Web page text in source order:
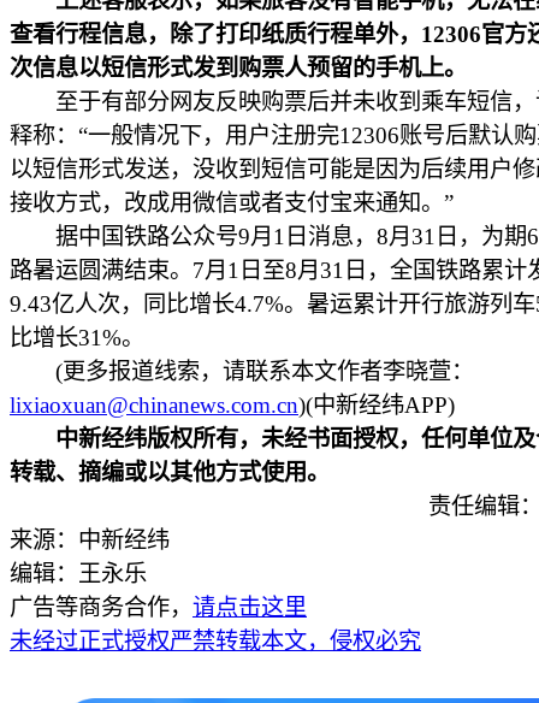
查看行程信息，除了打印纸质行程单外，12306官方
次信息以短信形式发到购票人预留的手机上。
至于有部分网友反映购票后并未收到乘车短信，
释称：“一般情况下，用户注册完12306账号后默认
以短信形式发送，没收到短信可能是因为后续用户
接收方式，改成用微信或者支付宝来通知。”
据中国铁路公众号9月1日消息，8月31日，为期
路暑运圆满结束。7月1日至8月31日，全国铁路累计
9.43亿人次，同比增长4.7%。暑运累计开行旅游列
比增长31%。
(更多报道线索，请联系本文作者李晓萱：
lixiaoxuan@chinanews.com.cn)(中新经纬APP)
中新经纬版权所有，未经书面授权，任何单位
转载、摘编或以其他方式使用。
责任编辑
来源：中新经纬
编辑：王永乐
广告等商务合作， 请点击这里
未经过正式授权严禁转载本文，侵权必究